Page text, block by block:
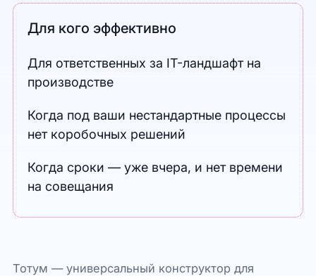
Для кого эффективно
Для ответственных за IT-ландшафт на
производстве
Когда под ваши нестандартные процессы
нет коробочных решений
Когда сроки — уже вчера, и нет времени
на совещания
Тотум — универсальный конструктор для